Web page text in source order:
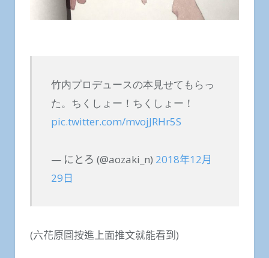
竹内プロデュースの本見せてもらっ
た。ちくしょー！ちくしょー！
pic.twitter.com/mvojJRHr5S
— にとろ (@aozaki_n) 2018年12月
29日
(六花原圖按進上面推文就能看到)